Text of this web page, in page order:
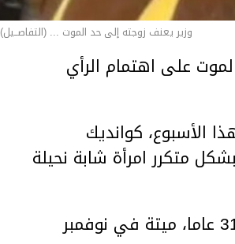
وزير يعنف زوجته إلى حد الموت ... (التفاصــيل)
على اهتمام الرأي
الأسبوع، كوانديك
متكرر امرأة شابة نحيلة
وعثر على المرأة، سلطانات نوكينوفا، البالغة من العمر 31 عاما، ميتة في نوفمبر